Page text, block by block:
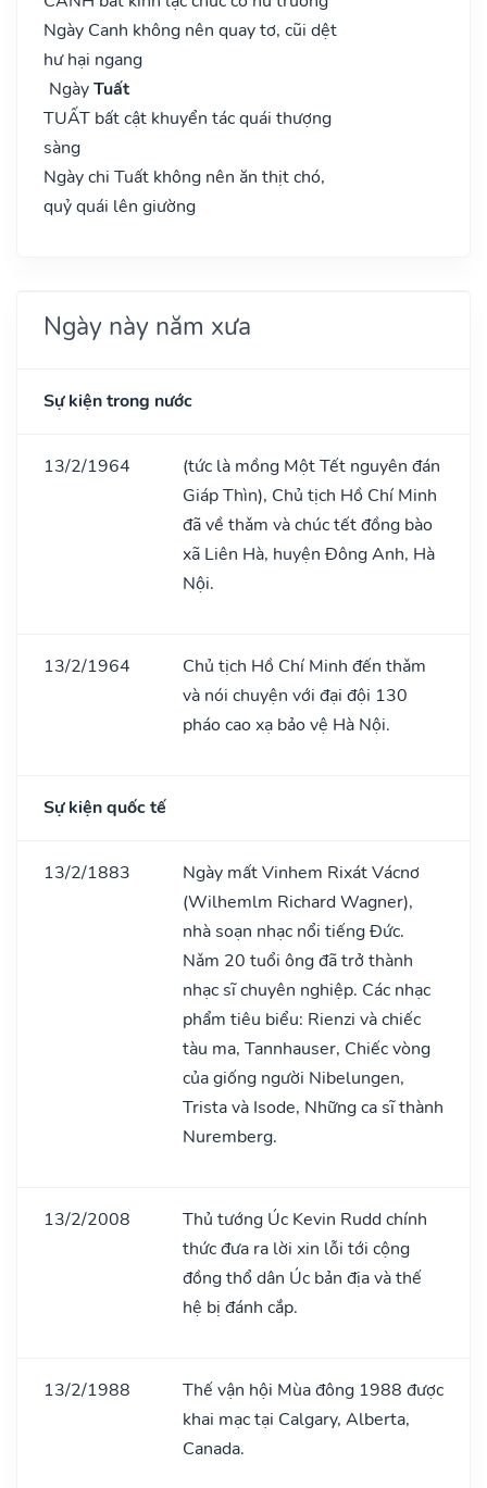
Ngày Canh không nên quay tơ, cũi dệt
hư hại ngang
NgàyTuất
TUẤT bất cật khuyển tác quái thượng
sàng
Ngày chi Tuất không nên ăn thịt chó,
quỷ quái lên giường
Ngày này năm xưa
Sự kiện trong nước
13/2/1964
(tức là mồng Một Tết nguyên đán
Giáp Thìn), Chủ tịch Hồ Chí Minh
đã về thǎm và chúc tết đồng bào
xã Liên Hà, huyện Đông Anh, Hà
Nội.
13/2/1964
Chủ tịch Hồ Chí Minh đến thǎm
và nói chuyện với đại đội 130
pháo cao xạ bảo vệ Hà Nội.
Sự kiện quốc tế
13/2/1883
Ngày mất Vinhem Rixát Vácnơ
(Wilhemlm Richard Wagner),
nhà soạn nhạc nổi tiếng Đức.
Nǎm 20 tuổi ông đã trở thành
nhạc sĩ chuyên nghiệp. Các nhạc
phẩm tiêu biểu: Rienzi và chiếc
tàu ma, Tannhauser, Chiếc vòng
của giống người Nibelungen,
Trista và Isode, Những ca sĩ thành
Nuremberg.
13/2/2008
Thủ tướng Úc Kevin Rudd chính
thức đưa ra lời xin lỗi tới cộng
đồng thổ dân Úc bản địa và thế
hệ bị đánh cắp.
13/2/1988
Thế vận hội Mùa đông 1988 được
khai mạc tại Calgary, Alberta,
Canada.